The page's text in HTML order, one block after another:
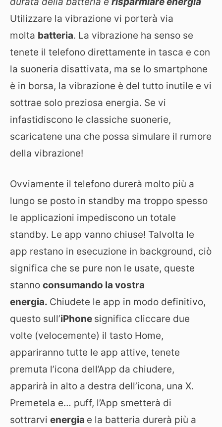
Utilizzare la vibrazione vi porterà via
molta batteria. La vibrazione ha senso se
tenete il telefono direttamente in tasca e con
la suoneria disattivata, ma se lo smartphone
è in borsa, la vibrazione è del tutto inutile e vi
sottrae solo preziosa energia. Se vi
infastidiscono le classiche suonerie,
scaricatene una che possa simulare il rumore
della vibrazione!
Ovviamente il telefono durerà molto più a
lungo se posto in standby ma troppo spesso
le applicazioni impediscono un totale
standby. Le app vanno chiuse! Talvolta le
app restano in esecuzione in background, ciò
significa che se pure non le usate, queste
stanno consumando la vostra
energia. Chiudete le app in modo definitivo,
questo sull’iPhone significa cliccare due
volte (velocemente) il tasto Home,
appariranno tutte le app attive, tenete
premuta l’icona dell’App da chiudere,
apparirà in alto a destra dell’icona, una X.
Premetela e… puff, l’App smetterà di
sottrarvi energia e la batteria durerà più a